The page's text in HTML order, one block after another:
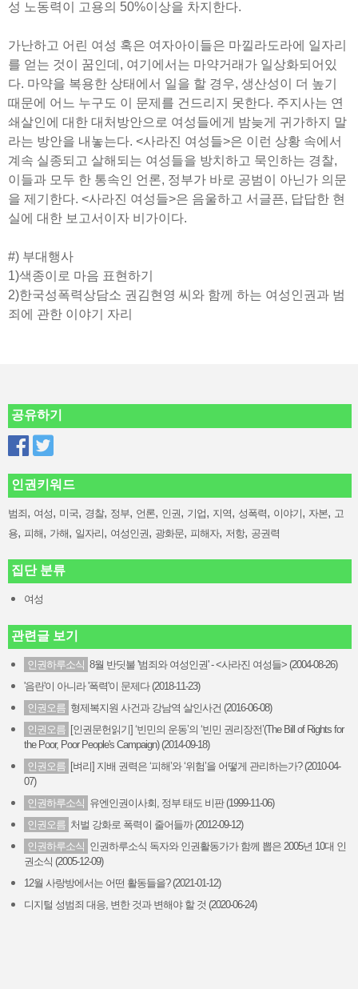
성 노동력이 고용의 50%이상을 차지한다.
가난하고 어린 여성 혹은 여자아이들은 마낄라도라에 일자리
를 얻는 것이 꿈인데, 여기에서는 마약거래가 일상화되어있
다. 마약을 복용한 상태에서 일을 할 경우, 생산성이 더 높기
때문에 어느 누구도 이 문제를 건드리지 못한다. 주지사는 연
쇄살인에 대한 대처방안으로 여성들에게 밤늦게 귀가하지 말
라는 방안을 내놓는다. <사라진 여성들>은 이런 상황 속에서
계속 실종되고 살해되는 여성들을 방치하고 묵인하는 경찰,
이들과 모두 한 통속인 언론, 정부가 바로 공범이 아닌가 의문
을 제기한다. <사라진 여성들>은 음울하고 서글픈, 답답한 현
실에 대한 보고서이자 비가이다.
#) 부대행사
1)색종이로 마음 표현하기
2)한국성폭력상담소 권김현영 씨와 함께 하는 여성인권과 범
죄에 관한 이야기 자리
공유하기
인권키워드
범죄, 여성, 미국, 경찰, 정부, 언론, 인권, 기업, 지역, 성폭력, 이야기, 자본, 고
용, 피해, 가해, 일자리, 여성인권, 광화문, 피해자, 저항, 공권력
집단 분류
여성
관련글 보기
인권하루소식 8월 반딧불 '범죄와 여성인권' - <사라진 여성들> (2004-08-26)
'음란'이 아니라 '폭력'이 문제다 (2018-11-23)
인권오름 형제복지원 사건과 강남역 살인사건 (2016-06-08)
인권오름 [인권문헌읽기] ‘빈민의 운동’의 ‘빈민 권리장전’(The Bill of Rights for
the Poor, Poor People's Campaign) (2014-09-18)
인권오름 [벼리] 지배 권력은 ‘피해’와 ‘위험’을 어떻게 관리하는가? (2010-04-
07)
인권하루소식 유엔인권이사회, 정부 태도 비판 (1999-11-06)
인권오름 처벌 강화로 폭력이 줄어들까 (2012-09-12)
인권하루소식 인권하루소식 독자와 인권활동가가 함께 뽑은 2005년 10대 인
권소식 (2005-12-09)
12월 사랑방에서는 어떤 활동들을? (2021-01-12)
디지털 성범죄 대응, 변한 것과 변해야 할 것 (2020-06-24)